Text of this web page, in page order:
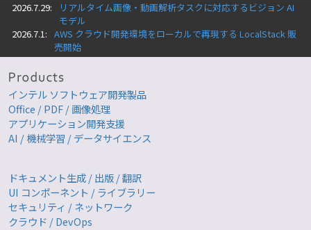
2026.7.29:
リアルタイム画像・動画解析タスクに対応するビジョン AI
モデル
2026.7.1: AWS クラウド開発環境をローカルで再現する LocalStack 販
売開始
インテル ソフトウェア開発製品
Office / PDF / 画像処理
アプリケーション開発支援
AI / 機械学習 / データサイエンス
ドキュメント生成 / 出版 / 翻訳
UI コンポーネント / ライブラリー
セキュリティ / ネットワーク
クラウド / DevOps